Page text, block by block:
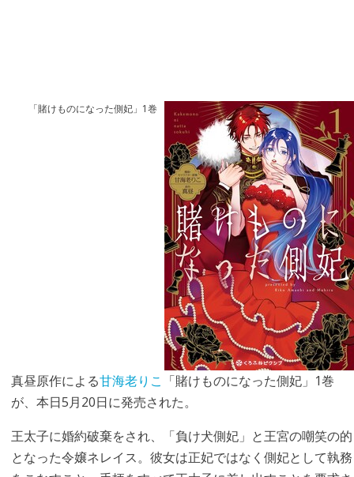
「賭けものになった側妃」1巻
真昼原作による甘海老りこ 「賭けものになった側妃」1巻
が、本日5月20日に発売された。
王太子に婚約破棄をされ、「負け犬側妃」と王宮の嘲笑の的
となった令嬢ネレイス。彼女は正妃ではなく側妃として執務